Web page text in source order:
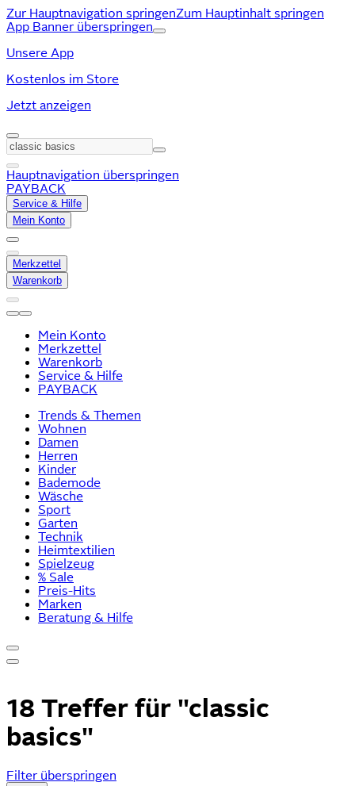
Zur Hauptnavigation springenZum Hauptinhalt springen
App Banner überspringen
Unsere App
Kostenlos im Store
Jetzt anzeigen
Hauptnavigation überspringen
PAYBACK
Service & Hilfe
Mein Konto
Merkzettel
Warenkorb
Mein Konto
Merkzettel
Warenkorb
Service & Hilfe
PAYBACK
Trends & Themen
Wohnen
Damen
Herren
Kinder
Bademode
Wäsche
Sport
Garten
Technik
Heimtextilien
Spielzeug
% Sale
Preis-Hits
Marken
Beratung & Hilfe
18 Treffer für "classic
basics"
Filter überspringen